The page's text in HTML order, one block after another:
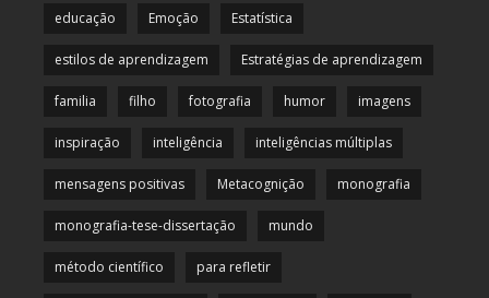
educação Emoção Estatística
estilos de aprendizagem Estratégias de aprendizagem
familia filho fotografia humor imagens
inspiração inteligência inteligências múltiplas
mensagens positivas Metacognição monografia
monografia-tese-dissertação mundo
método científico para refletir